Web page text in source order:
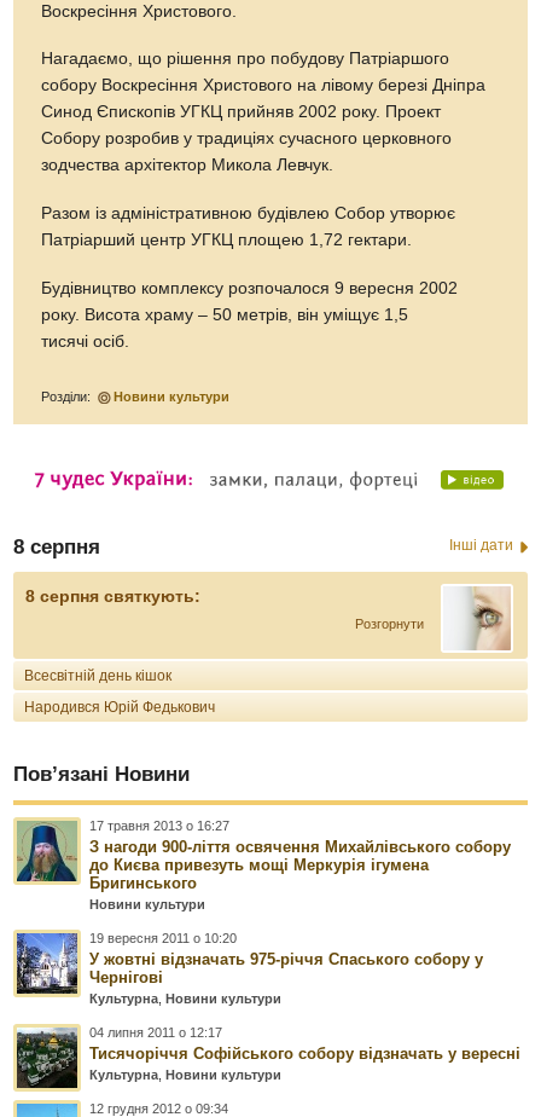
Воскресіння Христового.
Нагадаємо, що рішення про побудову Патріаршого
собору Воскресіння Христового на лівому березі Дніпра
Синод Єпископів УГКЦ прийняв 2002 року. Проект
Собору розробив у традиціях сучасного церковного
зодчества архітектор Микола Левчук.
Разом із адміністративною будівлею Собор утворює
Патріарший центр УГКЦ площею 1,72 гектари.
Будівництво комплексу розпочалося 9 вересня 2002
року. Висота храму – 50 метрів, він уміщує 1,5
тисячі осіб.
Розділи: Новини культури
8 серпня Інші дати
8 серпня святкують:
Розгорнути
Всесвітній день кішок
Народився Юрій Федькович
Пов’язані Новини
17 травня 2013 о 16:27
З нагоди 900-ліття освячення Михайлівського собору
до Києва привезуть мощі Меркурія ігумена
Бригинського
Новини культури
19 вересня 2011 о 10:20
У жовтні відзначать 975-річчя Спаського собору у
Чернігові
Культурна ,Новини культури
04 липня 2011 о 12:17
Тисячоріччя Софійського собору відзначать у вересні
Культурна ,Новини культури
12 грудня 2012 о 09:34